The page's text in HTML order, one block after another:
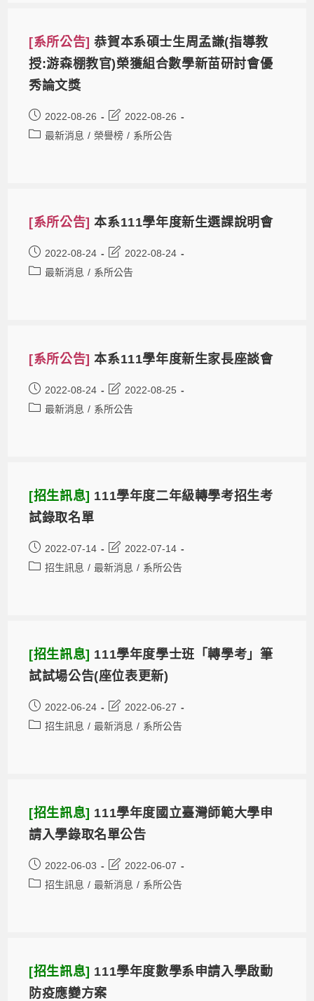
[系所公告]恭賀本系碩士生周孟謙(指導教
授:游森棚教官)榮獲組合數學新苗研討會優
秀論文獎
2022-08-26
2022-08-26
最新消息 / 榮譽榜 / 系所公告
[系所公告]本系111學年度新生選課說明會
2022-08-24
2022-08-24
最新消息 / 系所公告
[系所公告]本系111學年度新生家長座談會
2022-08-24
2022-08-25
最新消息 / 系所公告
[招生訊息] 111學年度二年級轉學考招生考
試錄取名單
2022-07-14
2022-07-14
招生訊息 / 最新消息 / 系所公告
[招生訊息] 111學年度學士班「轉學考」筆
試試場公告(座位表更新)
2022-06-24
2022-06-27
招生訊息 / 最新消息 / 系所公告
[招生訊息] 111學年度國立臺灣師範大學申
請入學錄取名單公告
2022-06-03
2022-06-07
招生訊息 / 最新消息 / 系所公告
[招生訊息] 111學年度數學系申請入學啟動
防疫應變方案